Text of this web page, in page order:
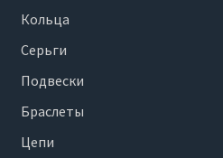
Кольца
Серьги
Подвески
Браслеты
Цепи